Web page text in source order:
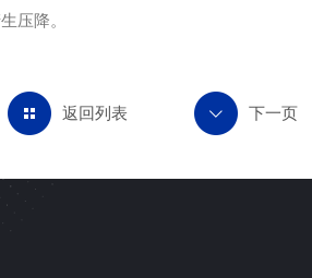
压降。
返回列表